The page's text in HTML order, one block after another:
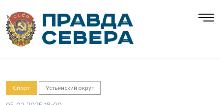
Спорт Устьянский округ